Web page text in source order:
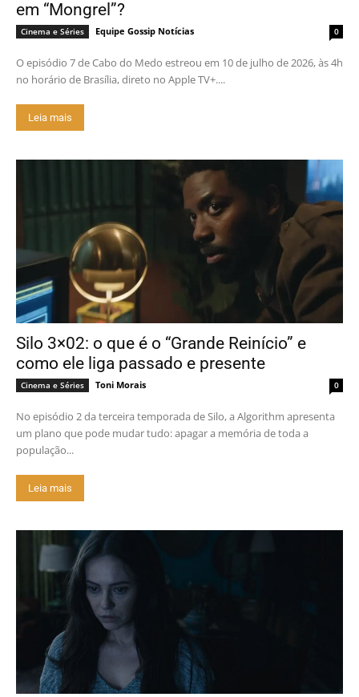
em “Mongrel”?
Cinema e Séries Equipe Gossip Notícias 0
O episódio 7 de Cabo do Medo estreou em 10 de julho de 2026, às 4h
no horário de Brasília, direto no Apple TV+....
Leia mais
Silo 3×02: o que é o “Grande Reinício” e
como ele liga passado e presente
Cinema e Séries Toni Morais 0
No episódio 2 da terceira temporada de Silo, a Algorithm apresenta
um plano que pode mudar tudo: apagar a memória de toda a
população...
Leia mais